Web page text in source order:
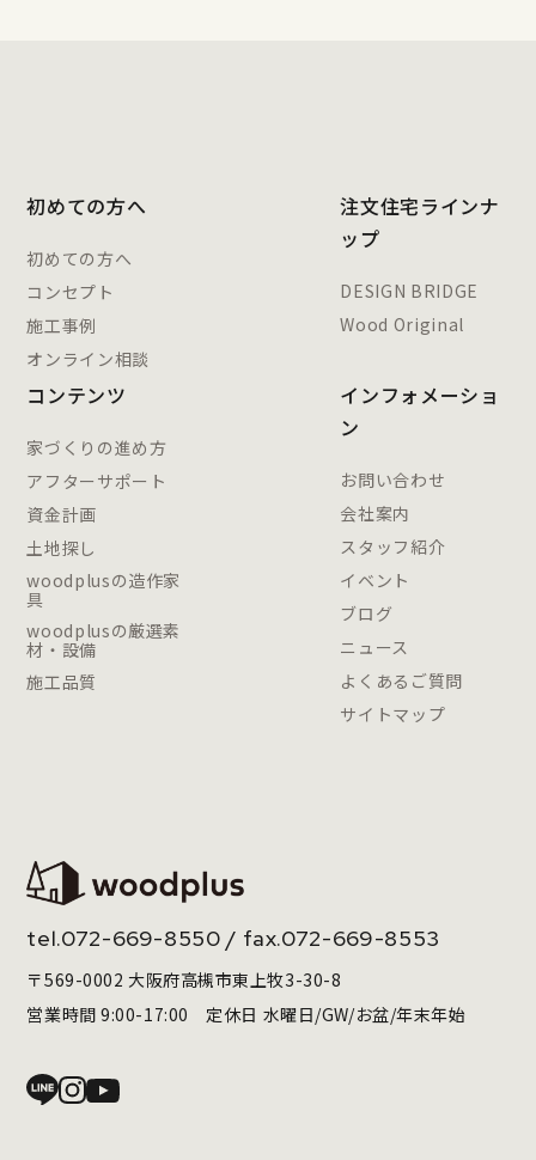
初めての方へ
初めての方へ
コンセプト
施工事例
オンライン相談
注文住宅ラインナ
ップ
DESIGN BRIDGE
Wood Original
コンテンツ
家づくりの進め方
アフターサポート
資金計画
土地探し
woodplusの造作家
具
woodplusの厳選素
材・設備
施工品質
インフォメーショ
ン
お問い合わせ
会社案内
スタッフ紹介
イベント
ブログ
ニュース
よくあるご質問
サイトマップ
tel.072-669-8550 / fax.072-669-8553
〒569-0002 大阪府高槻市東上牧3-30-8
営業時間 9:00-17:00 定休日 水曜日/GW/お盆/年末年始